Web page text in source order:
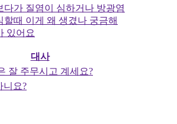
다가 질염이 심하거나 방광염
할때 이게 왜 생겼나 궁금해
있어요
대사
잘 주무시고 계세요?
니요?